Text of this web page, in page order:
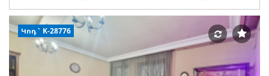
Կոդ` K-28776